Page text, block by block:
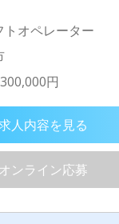
トオペレーター
円
人内容を見る
オンライン応募